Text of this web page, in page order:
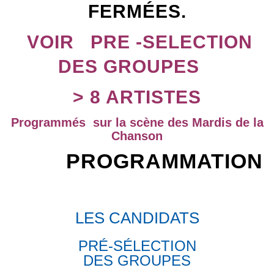
FERMÉES.
VOIR PRE -SELECTION
DES GROUPES
> 8 ARTISTES
Programmés sur la scène des Mardis de la
Chanson
PROGRAMMATION
LES CANDIDATS
PRÉ-SÉLECTION
DES GROUPES